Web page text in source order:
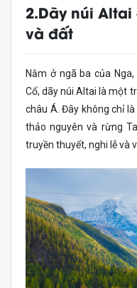
2.Dãy núi
và đất
Nằm ở ngã ba của
Cổ, dãy núi Altai là một
châu Á. Đây không chỉ
thảo nguyên và rừng
truyền thuyết, nghi lễ và